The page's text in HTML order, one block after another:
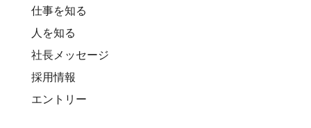
仕事を知る
人を知る
社長メッセージ
採用情報
エントリー